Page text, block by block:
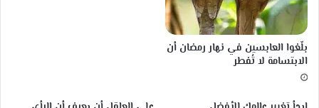
‏بلّغوا العابسين في نهار رمضان أن
الابتسامة لا تُفطر